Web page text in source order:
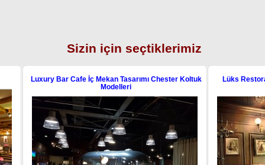
Sizin için seçtiklerimiz
İç Mekan Tasarımı Chester Koltuk
Lüks Restoran Chester Koltuk